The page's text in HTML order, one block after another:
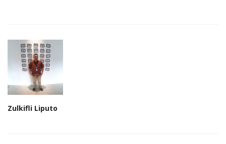
Zulkifli Liputo